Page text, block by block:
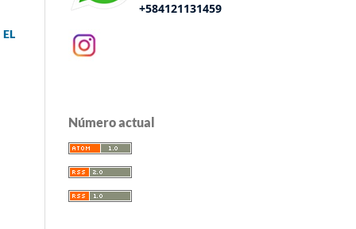
EL
+584121131459
Número actual